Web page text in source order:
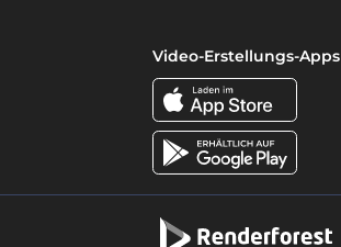
Video-Erstellungs-Apps